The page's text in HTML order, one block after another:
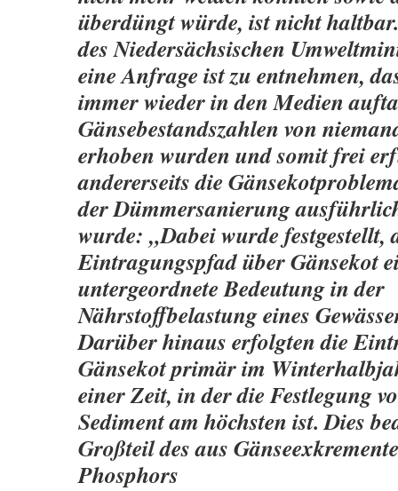
überdüngt würde, ist nicht
des Niedersächsischen
eine Anfrage ist zu entnehmen,
immer wieder in den Medien
Gänsebestandszahlen von
erhoben wurden und somit frei
andererseits die
der Dümmersanierung
wurde: „Dabei wurde festgestellt,
Eintragungspfad über Gänsekot
untergeordnete Bedeutung in der
Nährstoffbelastung eines
Darüber hinaus erfolgten die
Gänsekot primär im
einer Zeit, in der die Festlegung
Sediment am höchsten ist. Dies
Großteil des aus
Phosphors